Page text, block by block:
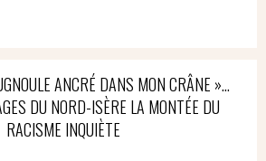
ANCRÉ DANS MON CRÂNE »…
DU NORD-ISÈRE LA MONTÉE DU
RACISME INQUIÈTE